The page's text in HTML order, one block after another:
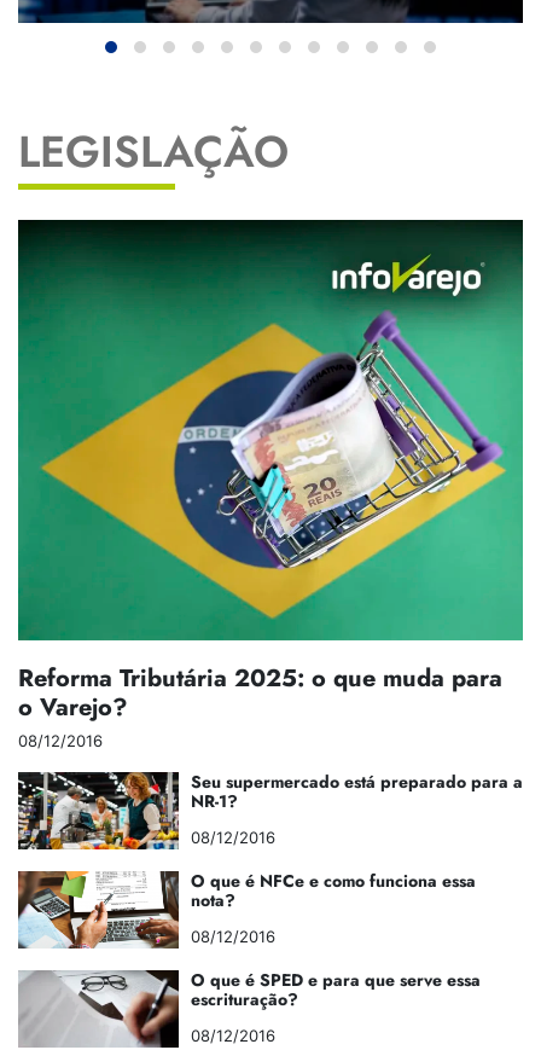
LEGISLAÇÃO
Reforma Tributária 2025: o que muda para
o Varejo?
08/12/2016
Seu supermercado está preparado para a
NR-1?
08/12/2016
O que é NFCe e como funciona essa
nota?
08/12/2016
O que é SPED e para que serve essa
escrituração?
08/12/2016